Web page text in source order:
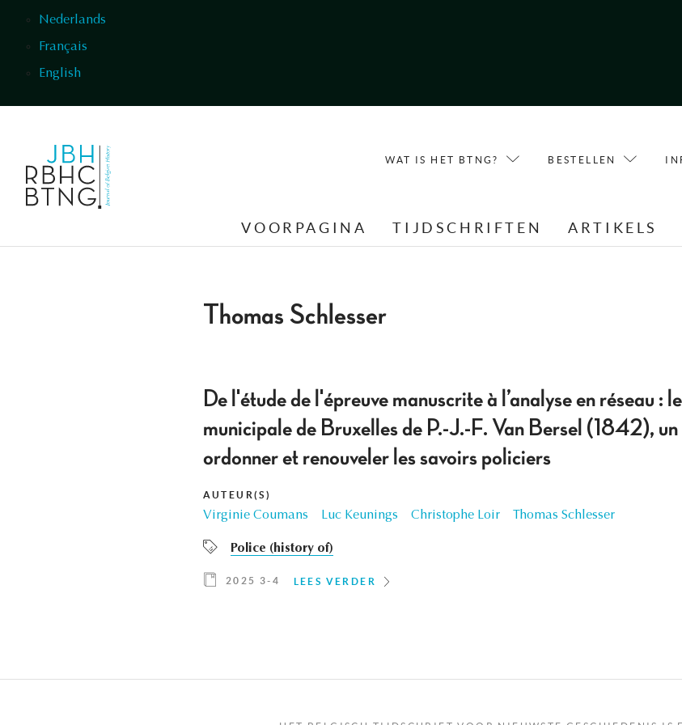
Nederlands
Français
English
WAT IS HET BTNG? BESTELLEN
VOORPAGINA TIJDSCHRIFTEN ARTIKELS
Thomas Schlesser
De l'étude de l'épreuve manuscrite à l’analyse en réseau :
municipale de Bruxelles de P.-J.-F. Van Bersel (1842),
ordonner et renouveler les savoirs policiers
AUTEUR(S)
Virginie Coumans Luc Keunings Christophe Loir Thomas Schlesser
Police (history of)
2025 3-4 LEES VERDER